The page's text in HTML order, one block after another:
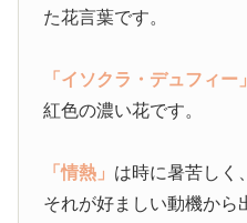
た花言葉です。
「イソクラ・デュフィー」
紅色の濃い花です。
「情熱」 は時に暑苦しく
それが好ましい動機から